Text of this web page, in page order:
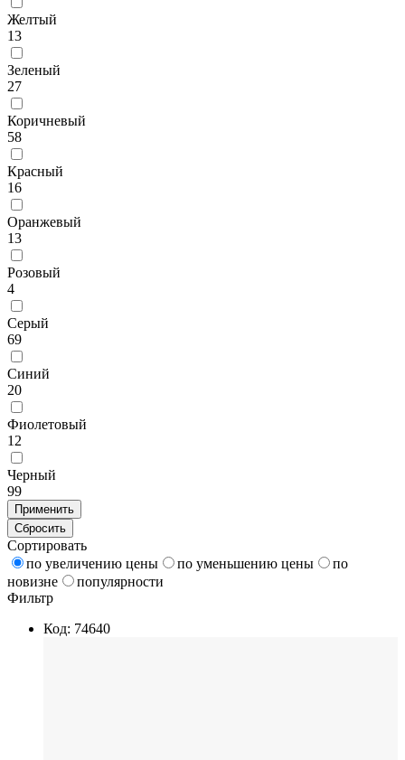
Желтый
13
Зеленый
27
Коричневый
58
Красный
16
Оранжевый
13
Розовый
4
Серый
69
Синий
20
Фиолетовый
12
Черный
99
Применить
Сбросить
Сортировать
по увеличению цены
по уменьшению цены
по
новизне
популярности
Фильтр
Код: 74640